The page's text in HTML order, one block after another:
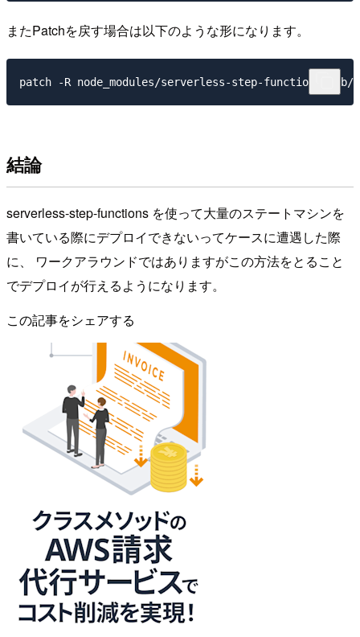
またPatchを戻す場合は以下のような形になります。
結論
serverless-step-functions を使って大量のステートマシンを
書いている際にデプロイできないってケースに遭遇した際
に、 ワークアラウンドではありますがこの方法をとること
でデプロイが行えるようになります。
この記事をシェアする